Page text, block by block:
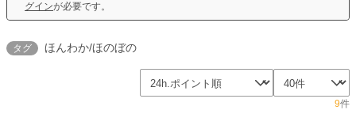
グインが必要です。
タグ ほんわか/ほのぼの
9件